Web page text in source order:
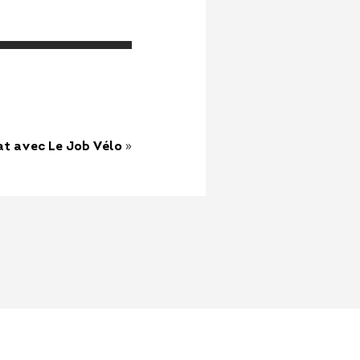
avec Le Job Vélo »